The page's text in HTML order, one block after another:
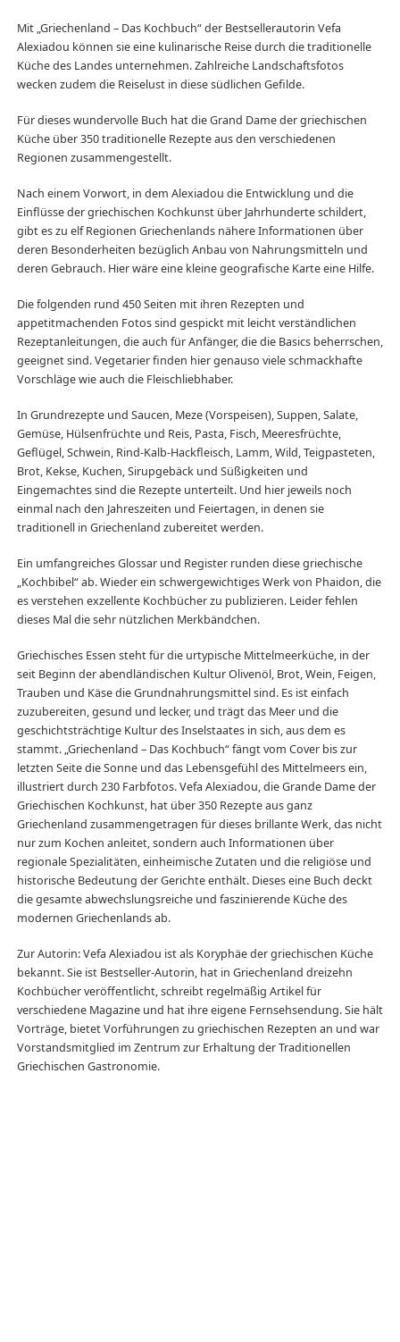
Mit „Griechenland – Das Kochbuch“ der Bestsellerautorin Vefa
Alexiadou können sie eine kulinarische Reise durch die traditionelle
Küche des Landes unternehmen. Zahlreiche Landschaftsfotos
wecken zudem die Reiselust in diese südlichen Gefilde.
Für dieses wundervolle Buch hat die Grand Dame der griechischen
Küche über 350 traditionelle Rezepte aus den verschiedenen
Regionen zusammengestellt.
Nach einem Vorwort, in dem Alexiadou die Entwicklung und die
Einflüsse der griechischen Kochkunst über Jahrhunderte schildert,
gibt es zu elf Regionen Griechenlands nähere Informationen über
deren Besonderheiten bezüglich Anbau von Nahrungsmitteln und
deren Gebrauch. Hier wäre eine kleine geografische Karte eine Hilfe.
Die folgenden rund 450 Seiten mit ihren Rezepten und
appetitmachenden Fotos sind gespickt mit leicht verständlichen
Rezeptanleitungen, die auch für Anfänger, die die Basics beherrschen,
geeignet sind. Vegetarier finden hier genauso viele schmackhafte
Vorschläge wie auch die Fleischliebhaber.
In Grundrezepte und Saucen, Meze (Vorspeisen), Suppen, Salate,
Gemüse, Hülsenfrüchte und Reis, Pasta, Fisch, Meeresfrüchte,
Geflügel, Schwein, Rind-Kalb-Hackfleisch, Lamm, Wild, Teigpasteten,
Brot, Kekse, Kuchen, Sirupgebäck und Süßigkeiten und
Eingemachtes sind die Rezepte unterteilt. Und hier jeweils noch
einmal nach den Jahreszeiten und Feiertagen, in denen sie
traditionell in Griechenland zubereitet werden.
Ein umfangreiches Glossar und Register runden diese griechische
„Kochbibel“ ab. Wieder ein schwergewichtiges Werk von Phaidon, die
es verstehen exzellente Kochbücher zu publizieren. Leider fehlen
dieses Mal die sehr nützlichen Merkbändchen.
Griechisches Essen steht für die urtypische Mittelmeerküche, in der
seit Beginn der abendländischen Kultur Olivenöl, Brot, Wein, Feigen,
Trauben und Käse die Grundnahrungsmittel sind. Es ist einfach
zuzubereiten, gesund und lecker, und trägt das Meer und die
geschichtsträchtige Kultur des Inselstaates in sich, aus dem es
stammt. „Griechenland – Das Kochbuch“ fängt vom Cover bis zur
letzten Seite die Sonne und das Lebensgefühl des Mittelmeers ein,
illustriert durch 230 Farbfotos. Vefa Alexiadou, die Grande Dame der
Griechischen Kochkunst, hat über 350 Rezepte aus ganz
Griechenland zusammengetragen für dieses brillante Werk, das nicht
nur zum Kochen anleitet, sondern auch Informationen über
regionale Spezialitäten, einheimische Zutaten und die religiöse und
historische Bedeutung der Gerichte enthält. Dieses eine Buch deckt
die gesamte abwechslungsreiche und faszinierende Küche des
modernen Griechenlands ab.
Zur Autorin: Vefa Alexiadou ist als Koryphäe der griechischen Küche
bekannt. Sie ist Bestseller-Autorin, hat in Griechenland dreizehn
Kochbücher veröffentlicht, schreibt regelmäßig Artikel für
verschiedene Magazine und hat ihre eigene Fernsehsendung. Sie hält
Vorträge, bietet Vorführungen zu griechischen Rezepten an und war
Vorstandsmitglied im Zentrum zur Erhaltung der Traditionellen
Griechischen Gastronomie.